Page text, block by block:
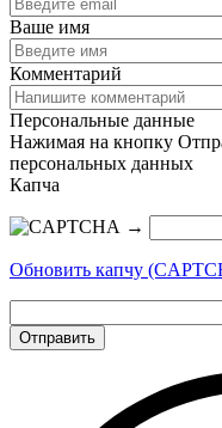
Ваше имя
Комментарий
Персональные данные
Нажимая на кнопку
персональных данных
Капча
→
Обновить капчу
Отправить